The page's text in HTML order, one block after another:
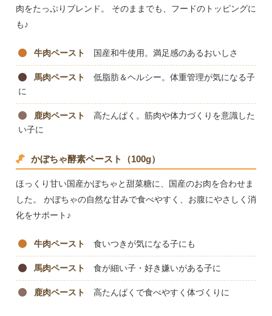
肉をたっぷりブレンド。 そのままでも、フードのトッピングに
も♪
牛肉ペースト 国産和牛使用。満足感のあるおいしさ
馬肉ペースト
低脂肪＆ヘルシー。体重管理が気になる子
に
鹿肉ペースト
高たんぱく。筋肉や体力づくりを意識した
い子に
かぼちゃ酵素ペースト（100g）
ほっくり甘い国産かぼちゃと甜菜糖に、国産のお肉を合わせま
した。 かぼちゃの自然な甘みで食べやすく、お腹にやさしく消
化をサポート♪
牛肉ペースト 食いつきが気になる子にも
馬肉ペースト 食が細い子・好き嫌いがある子に
鹿肉ペースト 高たんぱくで食べやすく体づくりに